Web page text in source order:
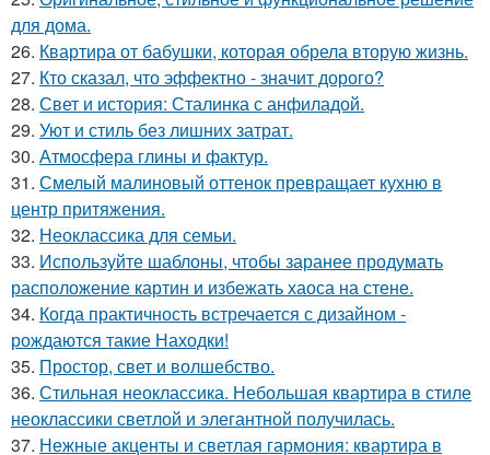
для дома.
26. Квартира от бабушки, которая обрела вторую жизнь.
27. Кто сказал, что эффектно - значит дорого?
28. Свет и история: Сталинка с анфиладой.
29. Уют и стиль без лишних затрат.
30. Атмосфера глины и фактур.
31. Смелый малиновый оттенок превращает кухню в
центр притяжения.
32. Неоклассика для семьи.
33. Используйте шаблоны, чтобы заранее продумать
расположение картин и избежать хаоса на стене.
34. Когда практичность встречается с дизайном -
рождаются такие Находки!
35. Простор, свет и волшебство.
36. Стильная неоклассика. Небольшая квартира в стиле
неоклассики светлой и элегантной получилась.
37. Нежные акценты и светлая гармония: квартира в